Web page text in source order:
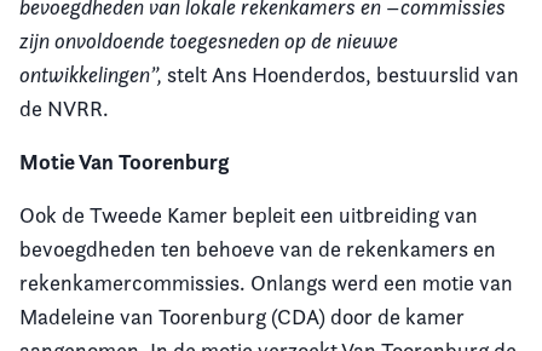
bevoegdheden van lokale rekenkamers en –commissies
zijn onvoldoende toegesneden op de nieuwe
ontwikkelingen”, stelt Ans Hoenderdos, bestuurslid van
de NVRR.
Motie Van Toorenburg
Ook de Tweede Kamer bepleit een uitbreiding van
bevoegdheden ten behoeve van de rekenkamers en
rekenkamercommissies. Onlangs werd een motie van
Madeleine van Toorenburg (CDA) door de kamer